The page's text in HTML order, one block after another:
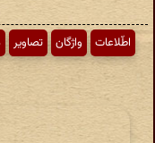
اطّلاعات واژگان تصاویر